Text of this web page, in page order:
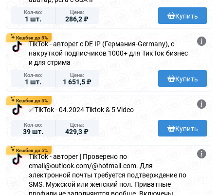
Кол-во
1 шт.
Цена
286,2 ₽ Купить
Кешбэк до 5%
TikTok - авторег с DE IP (Германия-Germany), с
накруткой подписчиков 1000+ для ТикТок бизнес
и для стрима
Кол-во
1 шт.
Цена
1 651,5 ₽ Купить
Кешбэк до 5%
✅TikTok - 04.2024 Tiktok & 5 Video
Кол-во
39 шт.
Цена
429,3 ₽ Купить
Кешбэк до 5%
TikTok - авторег | Проверено по
email@outlook.com/@hotmail.com. Для
электронной почты требуется подтверждение по
SMS. Мужской или женский пол. Приватные